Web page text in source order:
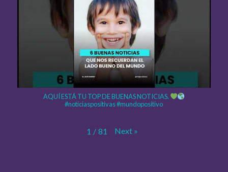
AQUÍ ESTÁ TU TOP DE BUENAS NOTICIAS.
#noticiaspositivas #mundopositivo
1 / 81 Next »